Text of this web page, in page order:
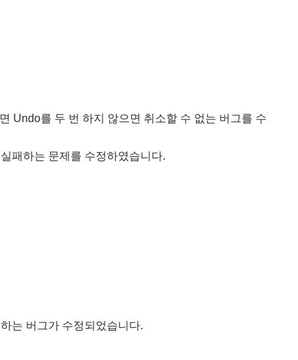
Undo를 두 번 하지 않으면 취소할 수 없는 버그를 수
패하는 문제를 수정하였습니다.
는 버그가 수정되었습니다.